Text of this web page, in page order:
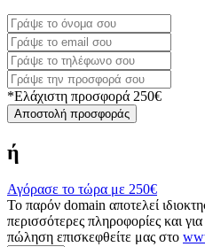
*Ελάχιστη προσφορά 250€
Αποστολή προσφοράς
ή
Αγόρασε το τώρα με 250€
Το παρόν domain αποτελεί
περισσότερες πληροφορίες και
πώληση επισκεφθείτε μας στο